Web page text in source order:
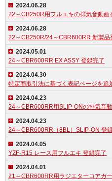
2024.06.28
22～CB250R用フルエキの排気音動画
2024.06.28
22～CB250R/24～CBR600RR 新製品
2024.05.01
24～CBR600RR EX ASSY 登録完了
2024.04.30
特定商取引法に基づく表記ページを追
2024.04.23
24～CBR600RR用SLIP-ONの排気音
2024.04.23
24～CBR600RR（8BL）SLIP-ON 登
2024.04.05
YZF-R15 レース用フルエキ 登録完了
2024.04.01
21～CBR600RR用ラジエターコアガ